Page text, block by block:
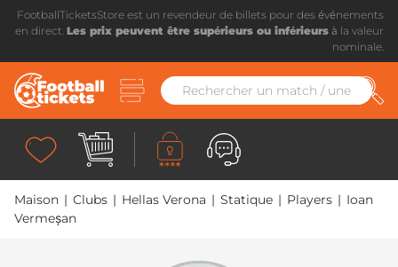
FootballTicketsStore est un revendeur de billets pour des événements
en direct. Les prix peuvent être supérieurs ou inférieurs à la valeur
nominale.
Maison | Clubs | Hellas Verona | Statique | Players | Ioan
Vermeșan